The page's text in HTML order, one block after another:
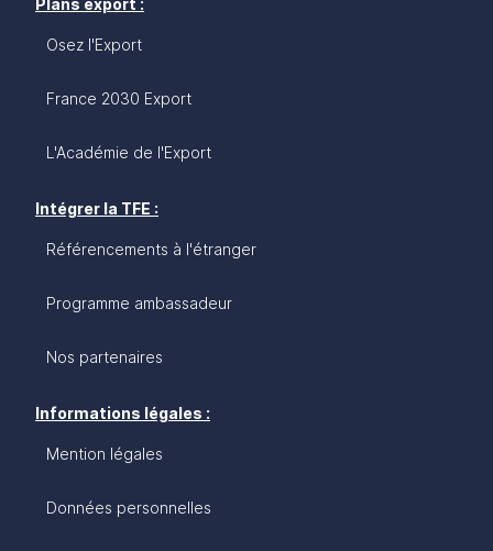
Plans export :
Osez l'Export
France 2030 Export
L'Académie de l'Export
Intégrer la TFE :
Référencements à l'étranger
Programme ambassadeur
Nos partenaires
Informations légales :
Mention légales
Données personnelles